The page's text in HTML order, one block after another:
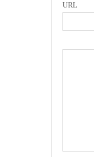
URL